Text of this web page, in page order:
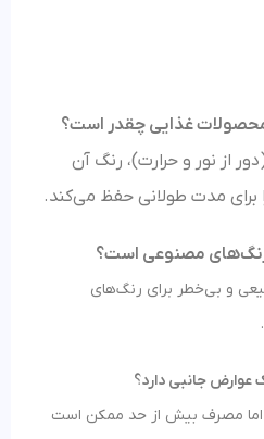
محصولات غذایی چقدر است؟
از نور و حرارت)، رنگ آن
برای مدت طولانی حفظ می‌کند.
رنگ‌های مصنوعی است؟
و بی‌خطر برای رنگ‌های
جانبی دارد؟
اما مصرف بیش از حد ممکن است